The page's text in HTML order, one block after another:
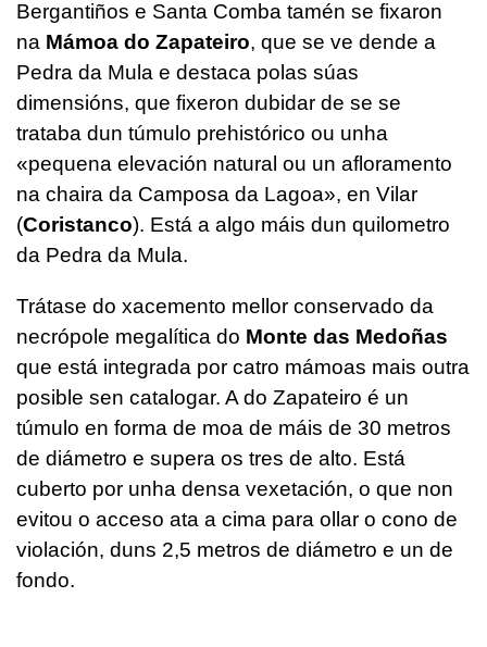
Bergantiños e Santa Comba tamén se fixaron
na Mámoa do Zapateiro, que se ve dende a
Pedra da Mula e destaca polas súas
dimensións, que fixeron dubidar de se se
trataba dun túmulo prehistórico ou unha
«pequena elevación natural ou un afloramento
na chaira da Camposa da Lagoa», en Vilar
(Coristanco). Está a algo máis dun quilometro
da Pedra da Mula.
Trátase do xacemento mellor conservado da
necrópole megalítica do Monte das Medoñas
que está integrada por catro mámoas mais outra
posible sen catalogar. A do Zapateiro é un
túmulo en forma de moa de máis de 30 metros
de diámetro e supera os tres de alto. Está
cuberto por unha densa vexetación, o que non
evitou o acceso ata a cima para ollar o cono de
violación, duns 2,5 metros de diámetro e un de
fondo.